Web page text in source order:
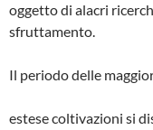
oggetto di alacri
sfruttamento.
Il periodo delle
estese coltivazioni si